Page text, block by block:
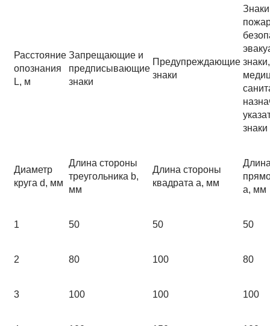
Расстояние
опознания
L, м
Запрещающие и
предписывающие
знаки
Предупреждающие
знаки
Знаки
знаки
Диаметр
круга d, мм
Длина стороны
треугольника b,
мм
Длина стороны
квадрата a, мм
a, мм
1 50 50 50
2 80 100 80
3 100 100 100